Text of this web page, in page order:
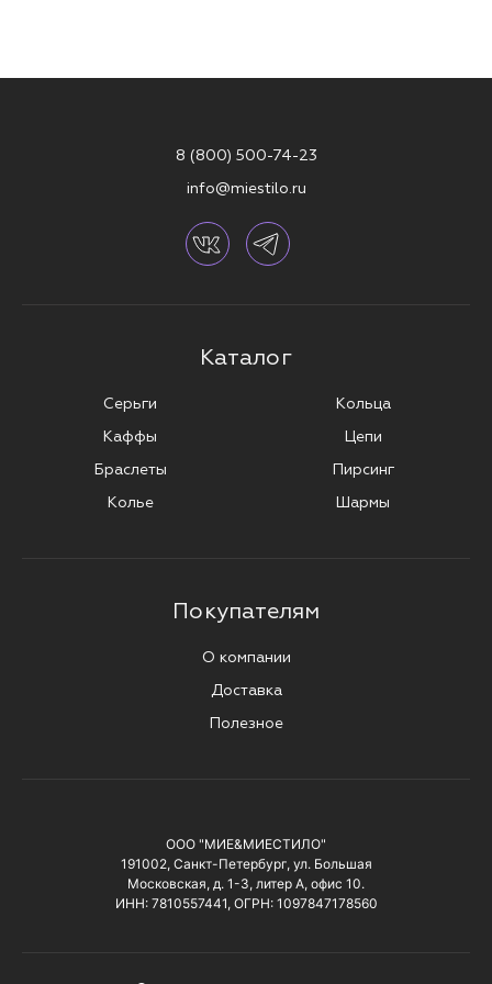
8 (800) 500-74-23
info@miestilo.ru
Каталог
Серьги
Каффы
Браслеты
Колье
Кольца
Цепи
Пирсинг
Шармы
Покупателям
О компании
Доставка
Полезное
ООО "МИЕ&МИЕСТИЛО"
191002, Санкт-Петербург, ул. Большая
Московская, д. 1-3, литер А, офис 10.
ИНН: 7810557441, ОГРН: 1097847178560